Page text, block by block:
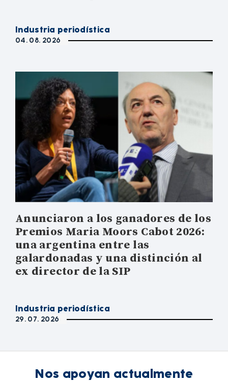
Industria periodística
04. 08. 2026
Anunciaron a los ganadores de los
Premios Maria Moors Cabot 2026:
una argentina entre las
galardonadas y una distinción al
ex director de la SIP
Industria periodística
29. 07. 2026
Nos apoyan actualmente